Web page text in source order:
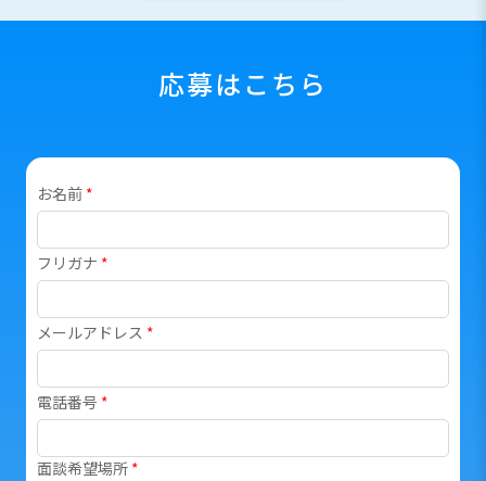
応募はこちら
お名前 *
フリガナ *
メールアドレス *
電話番号 *
面談希望場所 *